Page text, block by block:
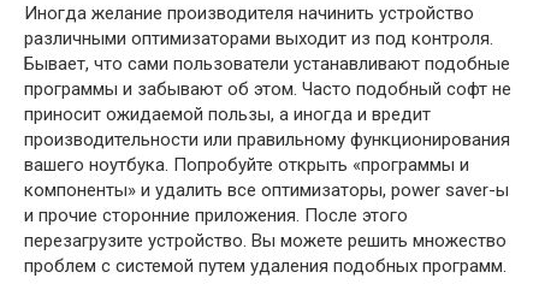
Иногда желание производителя начинить устройство
различными оптимизаторами выходит из под контроля.
Бывает, что сами пользователи устанавливают подобные
программы и забывают об этом. Часто подобный софт не
приносит ожидаемой пользы, а иногда и вредит
производительности или правильному функционирования
вашего ноутбука. Попробуйте открыть «программы и
компоненты» и удалить все оптимизаторы, power saver-ы
и прочие сторонние приложения. После этого
перезагрузите устройство. Вы можете решить множество
проблем с системой путем удаления подобных программ.